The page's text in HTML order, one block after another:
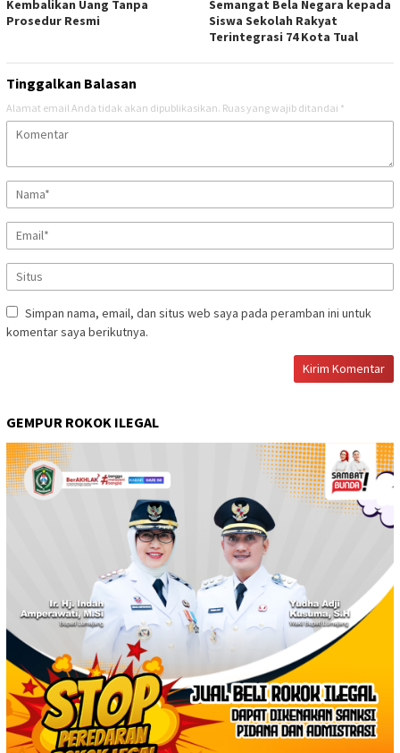
Kembalikan Uang Tanpa
Prosedur Resmi
Semangat Bela Negara kepada
Siswa Sekolah Rakyat
Terintegrasi 74 Kota Tual
Tinggalkan Balasan
Alamat email Anda tidak akan dipublikasikan. Ruas yang wajib ditandai *
Simpan nama, email, dan situs web saya pada peramban ini untuk
komentar saya berikutnya.
GEMPUR ROKOK ILEGAL